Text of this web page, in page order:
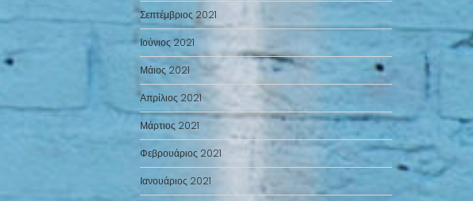
Σεπτέμβριος 2021
Ιούνιος 2021
Μάιος 2021
Απρίλιος 2021
Μάρτιος 2021
Φεβρουάριος 2021
Ιανουάριος 2021